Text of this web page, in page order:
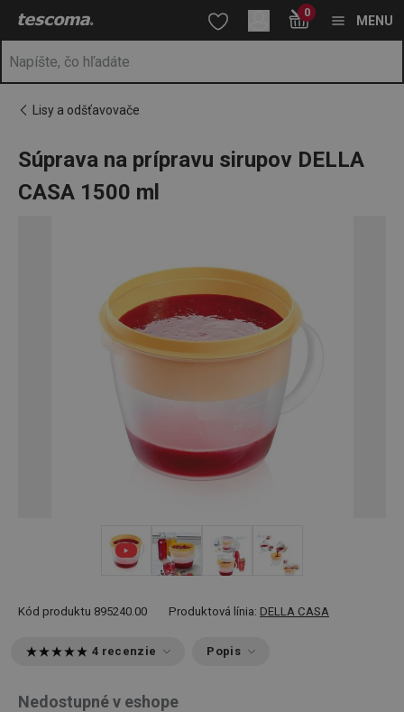
Nachádzate sa na stránke Súprava na prípravu sirupov DELLA
Prejsť na hlavný obsah
Prejsť na vyhľadávanie
Prejsť na navigáciu 0
MENU
Lisy a odšťavovače
Súprava na prípravu sirupov DELLA
CASA 1500 ml
Kód produktu 895240.00 Produktová línia: DELLA CASA
4 recenzie Popis
Nedostupné v eshope